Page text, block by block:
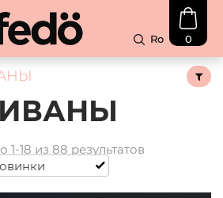
Ro 0
1-18 из 88 результатов